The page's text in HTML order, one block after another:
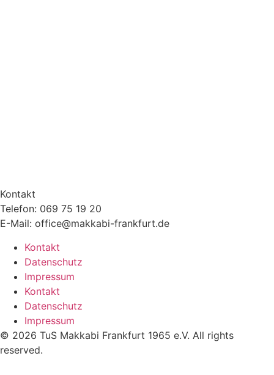
Kontakt
Telefon: 069 75 19 20
E-Mail: office@makkabi-frankfurt.de
Kontakt
Datenschutz
Impressum
Kontakt
Datenschutz
Impressum
© 2026 TuS Makkabi Frankfurt 1965 e.V. All rights
reserved.